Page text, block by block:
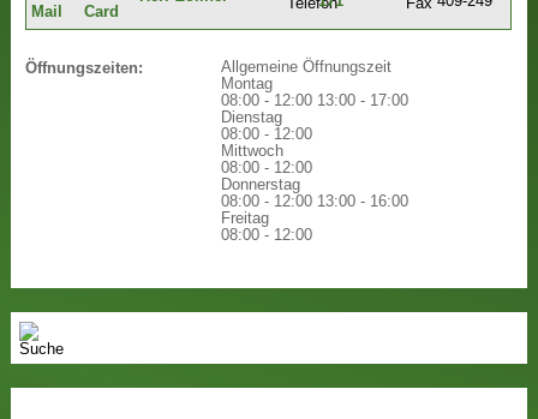
Öffnungszeiten:
Allgemeine Öffnungszeit
Montag
08:00 - 12:00 13:00 - 17:00
Dienstag
08:00 - 12:00
Mittwoch
08:00 - 12:00
Donnerstag
08:00 - 12:00 13:00 - 16:00
Freitag
08:00 - 12:00